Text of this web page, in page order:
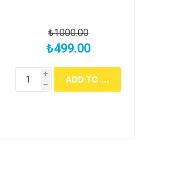
₺1000.00
₺499.00
i
h